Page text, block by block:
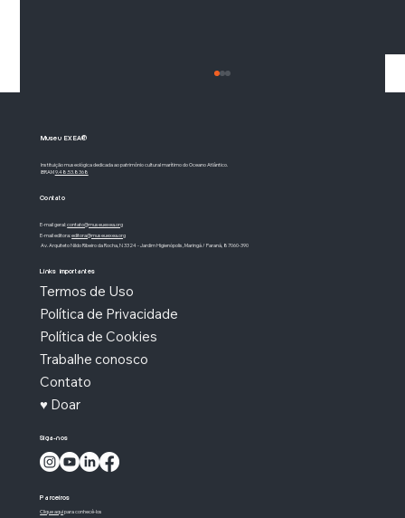
Rio de Janeiro: o rio que não era rio
Museu EXEA®
Instituição museológica dedicada ao patrimônio cultural marítimo do Oceano Atlântico.
IBRAM9.48.53.8368
Contato
E-mail geral:contato@museuexea.org
E-mail editora:editora@museuexea.org
Av. Arquiteto Nildo Ribeiro da Rocha, N 3324 - Jardim Higienópolis, Maringá / Paraná, 87060-390
Links importantes
Termos de Uso
Política de Privacidade
Política de Cookies
Trabalhe conosco
Contato
♥ Doar
Siga-nos
Parceiros
Clique aquipara conhecê-los